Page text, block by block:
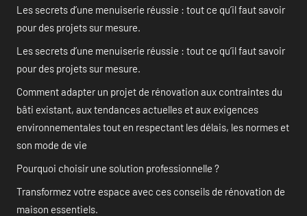
Les secrets d’une menuiserie réussie : tout ce qu’il faut savoir
pour des projets sur mesure.
Les secrets d’une menuiserie réussie : tout ce qu’il faut savoir
pour des projets sur mesure.
Comment adapter un projet de rénovation aux contraintes du
bâti existant, aux tendances actuelles et aux exigences
environnementales tout en respectant les délais, les normes et
son mode de vie
Pourquoi choisir une solution professionnelle ?
Transformez votre espace avec ces conseils de rénovation de
maison essentiels.